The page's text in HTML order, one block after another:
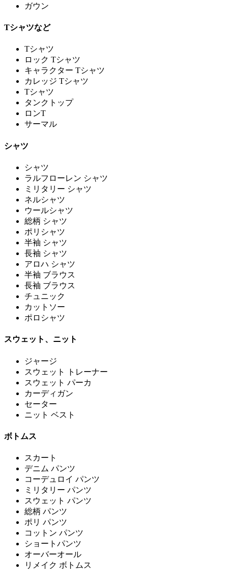
ガウン
Tシャツなど
Tシャツ
ロック Tシャツ
キャラクター Tシャツ
カレッジ Tシャツ
Tシャツ
タンクトップ
ロンT
サーマル
シャツ
シャツ
ラルフローレン シャツ
ミリタリー シャツ
ネルシャツ
ウールシャツ
総柄 シャツ
ポリシャツ
半袖 シャツ
長袖 シャツ
アロハ シャツ
半袖 ブラウス
長袖 ブラウス
チュニック
カットソー
ポロシャツ
スウェット、ニット
ジャージ
スウェット トレーナー
スウェット パーカ
カーディガン
セーター
ニット ベスト
ボトムス
スカート
デニム パンツ
コーデュロイ パンツ
ミリタリー パンツ
スウェット パンツ
総柄 パンツ
ポリ パンツ
コットン パンツ
ショートパンツ
オーバーオール
リメイク ボトムス